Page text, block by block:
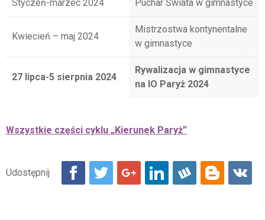
Styczeń-marzec 2024 Puchar Świata w gimnastyce
Kwiecień – maj 2024
Mistrzostwa kontynentalne
w gimnastyce
27 lipca-5 sierpnia 2024
Rywalizacja w gimnastyce
na IO Paryż 2024
Wszystkie części cyklu „Kierunek Paryż”